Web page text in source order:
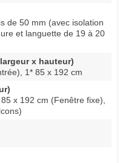
de 50 mm (avec isolation
et languette de 19 à 20
x hauteur)
1* 85 x 192 cm
x 192 cm (Fenêtre fixe),